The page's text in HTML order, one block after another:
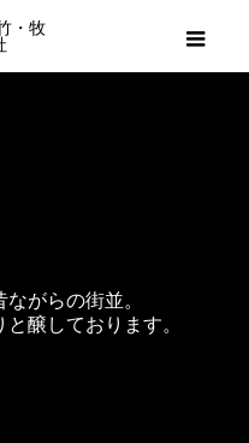
がらの街並。
醸しております。